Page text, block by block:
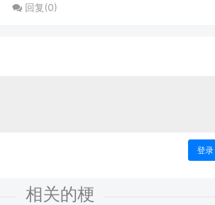
回复(0)
登录
相关的梗